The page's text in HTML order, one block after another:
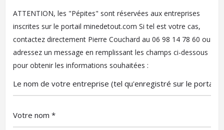
ATTENTION, les "Pépites" sont réservées aux entreprises
inscrites sur le portail minedetout.com Si tel est votre cas,
contactez directement Pierre Couchard au 06 98 14 78 60 ou
adressez un message en remplissant les champs ci-dessous
pour obtenir les informations souhaitées :